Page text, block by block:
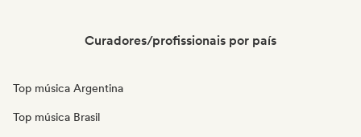
Curadores/profissionais por país
Top música Argentina
Top música Brasil